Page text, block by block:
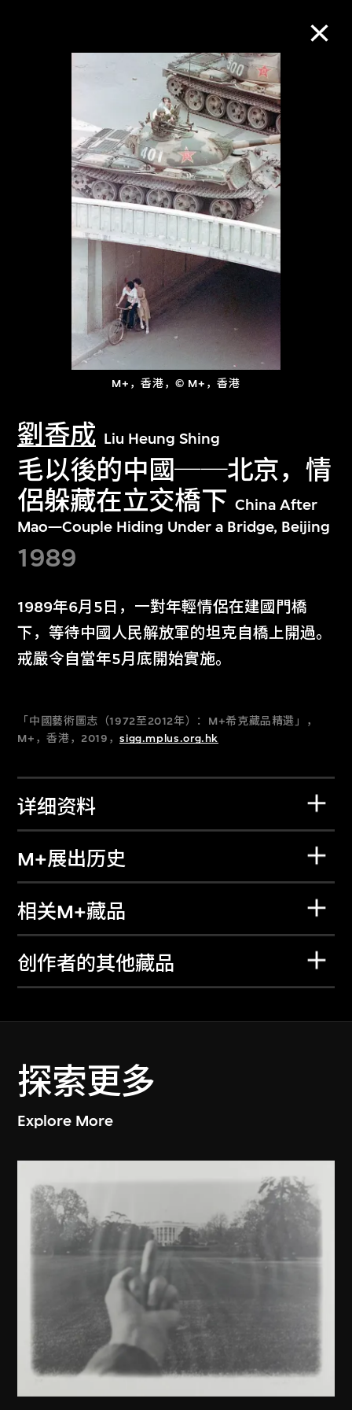
M+，香港，© M+，香港
劉香成 Liu Heung Shing
毛以後的中國──北京，情
侶躲藏在立交橋下 China After
Mao—Couple Hiding Under a Bridge, Beijing
1989
1989年6月5日，一對年輕情侶在建國門橋
下，等待中國人民解放軍的坦克自橋上開過。
戒嚴令自當年5月底開始實施。
「中國藝術圖志（1972至2012年）：M+希克藏品精選」，
M+，香港，2019，sigg.mplus.org.hk
详细资料
M+展出历史
相关M+藏品
创作者的其他藏品
探索更多
Explore More
M+藏品
进一步筛选
关于M+藏品
探索世界顶级的二十及二十一世纪视觉
文化藏品。